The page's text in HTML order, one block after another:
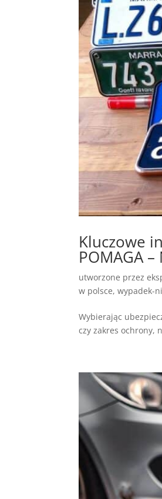
Kluczowe
POMAGA –
utworzone przez
w polsce,wypadek-
Wybierając
czy zakres ochrony,